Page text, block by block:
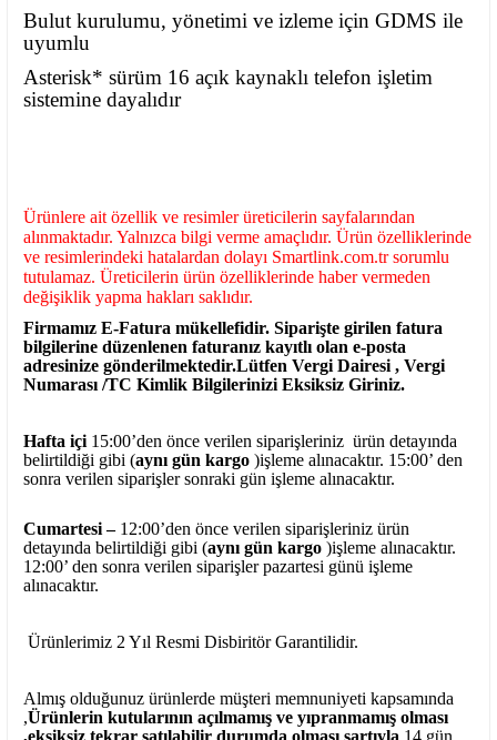
Bulut kurulumu, yönetimi ve izleme için GDMS ile
uyumlu
Asterisk* sürüm 16 açık kaynaklı telefon işletim
sistemine dayalıdır
Ürünlere ait özellik ve resimler üreticilerin sayfalarından
alınmaktadır. Yalnızca bilgi verme amaçlıdır. Ürün özelliklerinde
ve resimlerindeki hatalardan dolayı Smartlink.com.tr sorumlu
tutulamaz. Üreticilerin ürün özelliklerinde haber vermeden
değişiklik yapma hakları saklıdır.
Firmamız E-Fatura mükellefidir. Siparişte girilen fatura
bilgilerine düzenlenen faturanız kayıtlı olan e-posta
adresinize gönderilmektedir.Lütfen Vergi Dairesi , Vergi
Numarası /TC Kimlik Bilgilerinizi Eksiksiz Giriniz.
Hafta içi 15:00’den önce verilen siparişleriniz ürün detayında
belirtildiği gibi (aynı gün kargo )işleme alınacaktır. 15:00’ den
sonra verilen siparişler sonraki gün işleme alınacaktır.
Cumartesi – 12:00’den önce verilen siparişleriniz ürün
detayında belirtildiği gibi (aynı gün kargo )işleme alınacaktır.
12:00’ den sonra verilen siparişler pazartesi günü işleme
alınacaktır.
Ürünlerimiz 2 Yıl Resmi Disbiritör Garantilidir.
Almış olduğunuz ürünlerde müşteri memnuniyeti kapsamında
,Ürünlerin kutularının açılmamış ve yıpranmamış olması